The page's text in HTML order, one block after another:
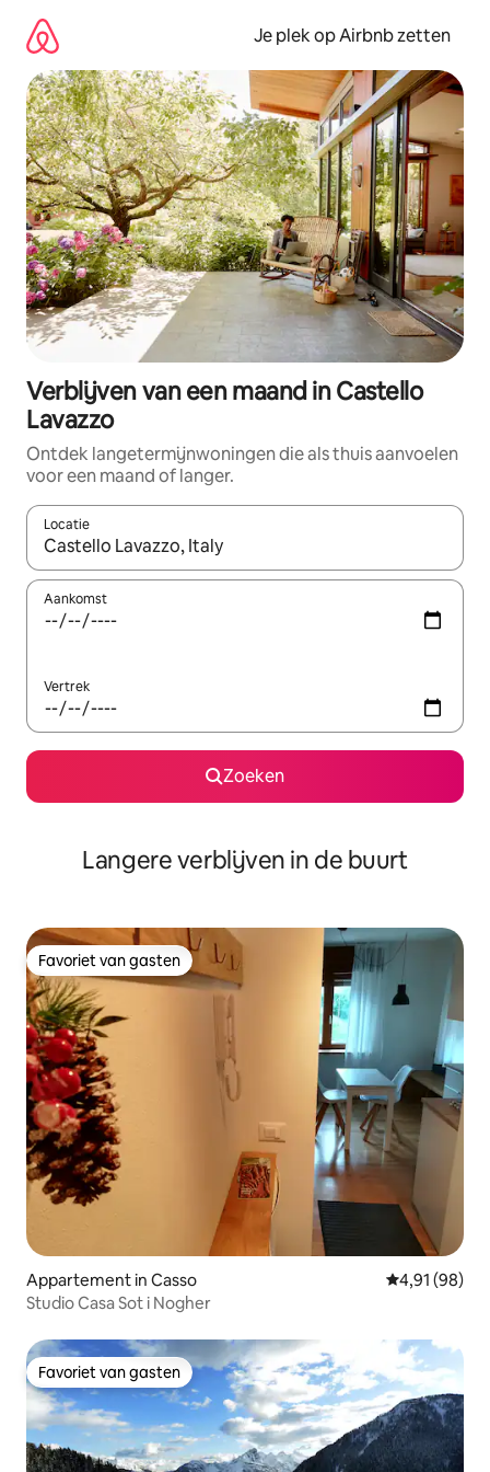
direct
naar
inhoud
Je plek op Airbnb zetten
Verblijven van een maand in Castello
Lavazzo
Ontdek langetermijnwoningen die als thuis aanvoelen
voor een maand of langer.
Locatie
Wanneer er resultaten beschikbaar zijn, maak je een keuze
Aankomst
Vertrek
Zoeken
Langere verblijven in de buurt
Favoriet van gasten
Favoriet van gasten
Appartement in Casso Gemiddelde
4,91 (98)
Studio Casa Sot i Nogher
Favoriet van gasten
Favoriet van gasten